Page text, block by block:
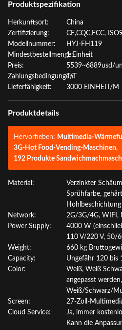
Produktspezifikation
Herkunftsort:
China
Zertifizierung:
CE,CQC,FCC,
Modellnummer:
HYJ-FH119
Mindestbestellmenge:1 Einheit
Preis:
5539~6889usd/
Zahlungsbedingungen:
T/T
Lieferfähigkeit:
3000 EINHEIT/M
Produktdetails
Hervorheben: Multimedia-
3G-Hot Food-Vending-Maschinen,
192 Produkte
Material:
Verzinkter
Sprühfarbe,
Hohlbeschichtung
Network:
2G/3G/4G, WIFI,
Power Supply:
4000 W
110 V/220 V, 50/
Weight:
660 kg
Capacity:
Ungefähr 120 bis
Color:
Weiß, Weiß
angepasst werden,
Weiß/Schwarz/
Screen:
27-Zoll-
Cloud Service:
Ja, immer
Kann die